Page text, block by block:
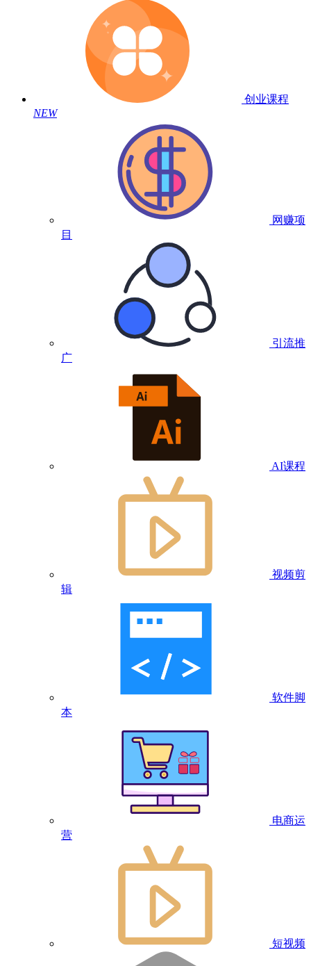
创业课程
NEW
网赚项
目
引流推
广
AI课程
视频剪
辑
软件脚
本
电商运
营
短视频